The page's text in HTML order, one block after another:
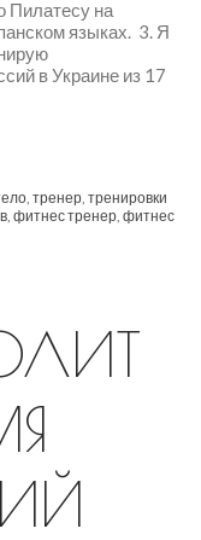
Пилатесу на
языках. 3. Я
в Украине из 17
тренер тренировки
фитнес тренер фитнес